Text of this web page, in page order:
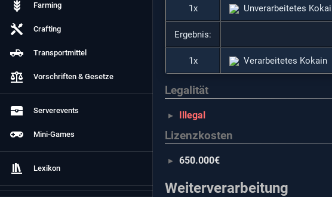
Farming
Crafting
Transportmittel
Vorschriften & Gesetze
Serverevents
Mini-Games
Lexikon
1x Unverarbeitetes
Ergebnis:
1x Verarbeitetes Kokain
Legalität
Illegal
Lizenzkosten
650.000€
Weiterverarbeitung